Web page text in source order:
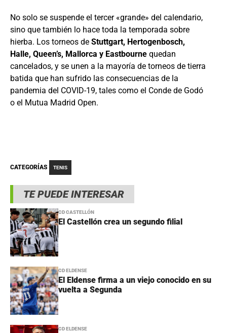
TE PUEDE INTERESAR
CD CASTELLÓN
El Castellón crea un segundo filial
CD ELDENSE
El Eldense firma a un viejo conocido en su
vuelta a Segunda
CD ELDENSE
No solo se suspende el tercer «grande» del calendario,
sino que también lo hace toda la temporada sobre
hierba. Los torneos de Stuttgart, Hertogenbosch,
Halle, Queen’s, Mallorca y Eastbourne quedan
cancelados, y se unen a la mayoría de torneos de tierra
batida que han sufrido las consecuencias de la
pandemia del COVID-19, tales como el Conde de Godó
o el Mutua Madrid Open.
CATEGORÍAS TENIS